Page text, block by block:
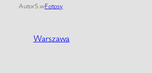
AutorS.wFotosy
Warszawa